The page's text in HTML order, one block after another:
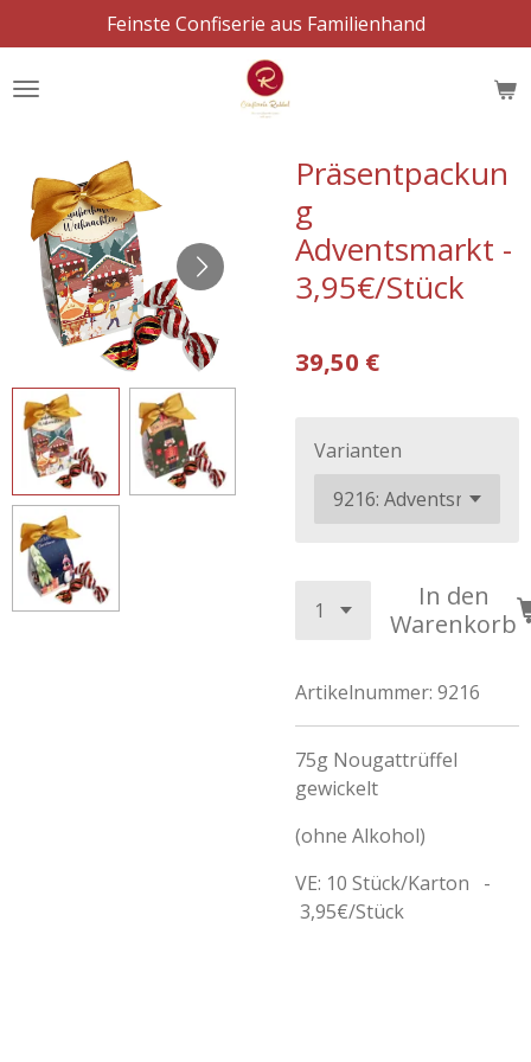
Hauptinhalt
springen
Feinste Confiserie aus Familienhand
Präsentpackun
g
Adventsmarkt -
3,95€/Stück
39,50 €
Varianten
In den
Warenkorb
Artikelnummer: 9216
75g Nougattrüffel
gewickelt
(ohne Alkohol)
VE: 10 Stück/Karton -
3,95€/Stück